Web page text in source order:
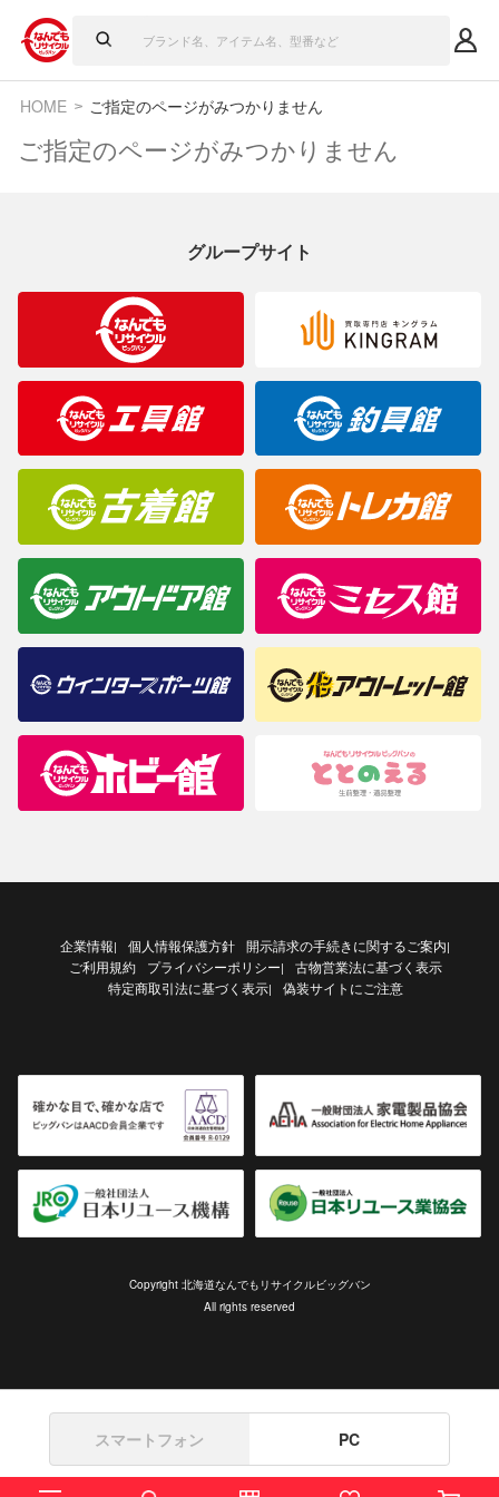
HOME ご指定のページがみつかりません
ご指定のページがみつかりません
グループサイト
企業情報| 個人情報保護方針 開示請求の手続きに関するご案内|
ご利用規約 プライバシーポリシー|
古物営業法に基づく表示
特定商取引法に基づく表示| 偽装サイトにご注意
Copyright 北海道なんでもリサイクルビッグバン
All rights reserved
スマートフォン PC